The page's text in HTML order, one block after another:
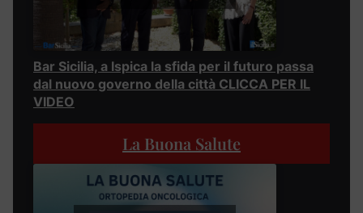
Bar Sicilia, a Ispica la sfida per il futuro passa
dal nuovo governo della città CLICCA PER IL
VIDEO
La Buona Salute